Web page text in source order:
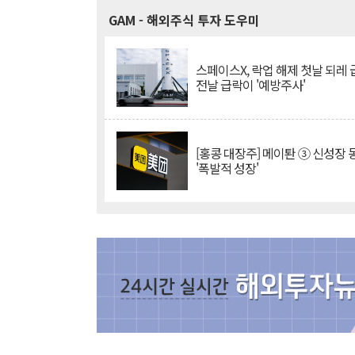
GAM - 해외주식 투자 도우미
스페이스X, 락업 해제 첫날 되레
전날 급락이 '예방주사'
[홍콩 대장주] 메이퇀 ③ 신성장
'폭발적 성장'